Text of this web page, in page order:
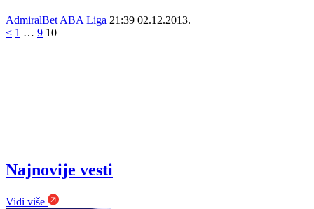
AdmiralBet ABA Liga 21:39 02.12.2013.
< 1 … 9 10
Najnovije vesti
Vidi više